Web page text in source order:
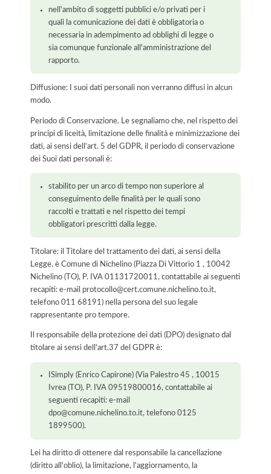
nell'ambito di soggetti pubblici e/o privati per i
quali la comunicazione dei dati è obbligatoria o
necessaria in adempimento ad obblighi di legge o
sia comunque funzionale all'amministrazione del
rapporto.
Diffusione: I suoi dati personali non verranno diffusi in alcun
modo.
Periodo di Conservazione. Le segnaliamo che, nel rispetto dei
principi di liceità, limitazione delle finalità e minimizzazione dei
dati, ai sensi dell’art. 5 del GDPR, il periodo di conservazione
dei Suoi dati personali è:
stabilito per un arco di tempo non superiore al
conseguimento delle finalità per le quali sono
raccolti e trattati e nel rispetto dei tempi
obbligatori prescritti dalla legge.
Titolare: il Titolare del trattamento dei dati, ai sensi della
Legge, è Comune di Nichelino (Piazza Di Vittorio 1 , 10042
Nichelino (TO), P. IVA 01131720011, contattabile ai seguenti
recapiti: e-mail protocollo@cert.comune.nichelino.to.it,
telefono 011 68191) nella persona del suo legale
rappresentante pro tempore.
Il responsabile della protezione dei dati (DPO) designato dal
titolare ai sensi dell'art.37 del GDPR è:
ISimply (Enrico Capirone) (Via Palestro 45 , 10015
Ivrea (TO), P. IVA 09519800016, contattabile ai
seguenti recapiti: e-mail
dpo@comune.nichelino.to.it, telefono 0125
1899500).
Lei ha diritto di ottenere dal responsabile la cancellazione
(diritto all'oblio), la limitazione, l'aggiornamento, la